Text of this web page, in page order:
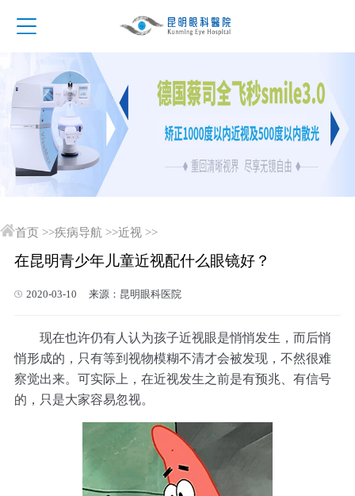
首页 >>疾病导航 >>近视 >>
在昆明青少年儿童近视配什么眼镜好？
2020-03-10 来源：昆明眼科医院
现在也许仍有人认为孩子近视眼是悄悄发生，而后悄
悄形成的，只有等到视物模糊不清才会被发现，不然很难
察觉出来。可实际上，在近视发生之前是有预兆、有信号
的，只是大家容易忽视。